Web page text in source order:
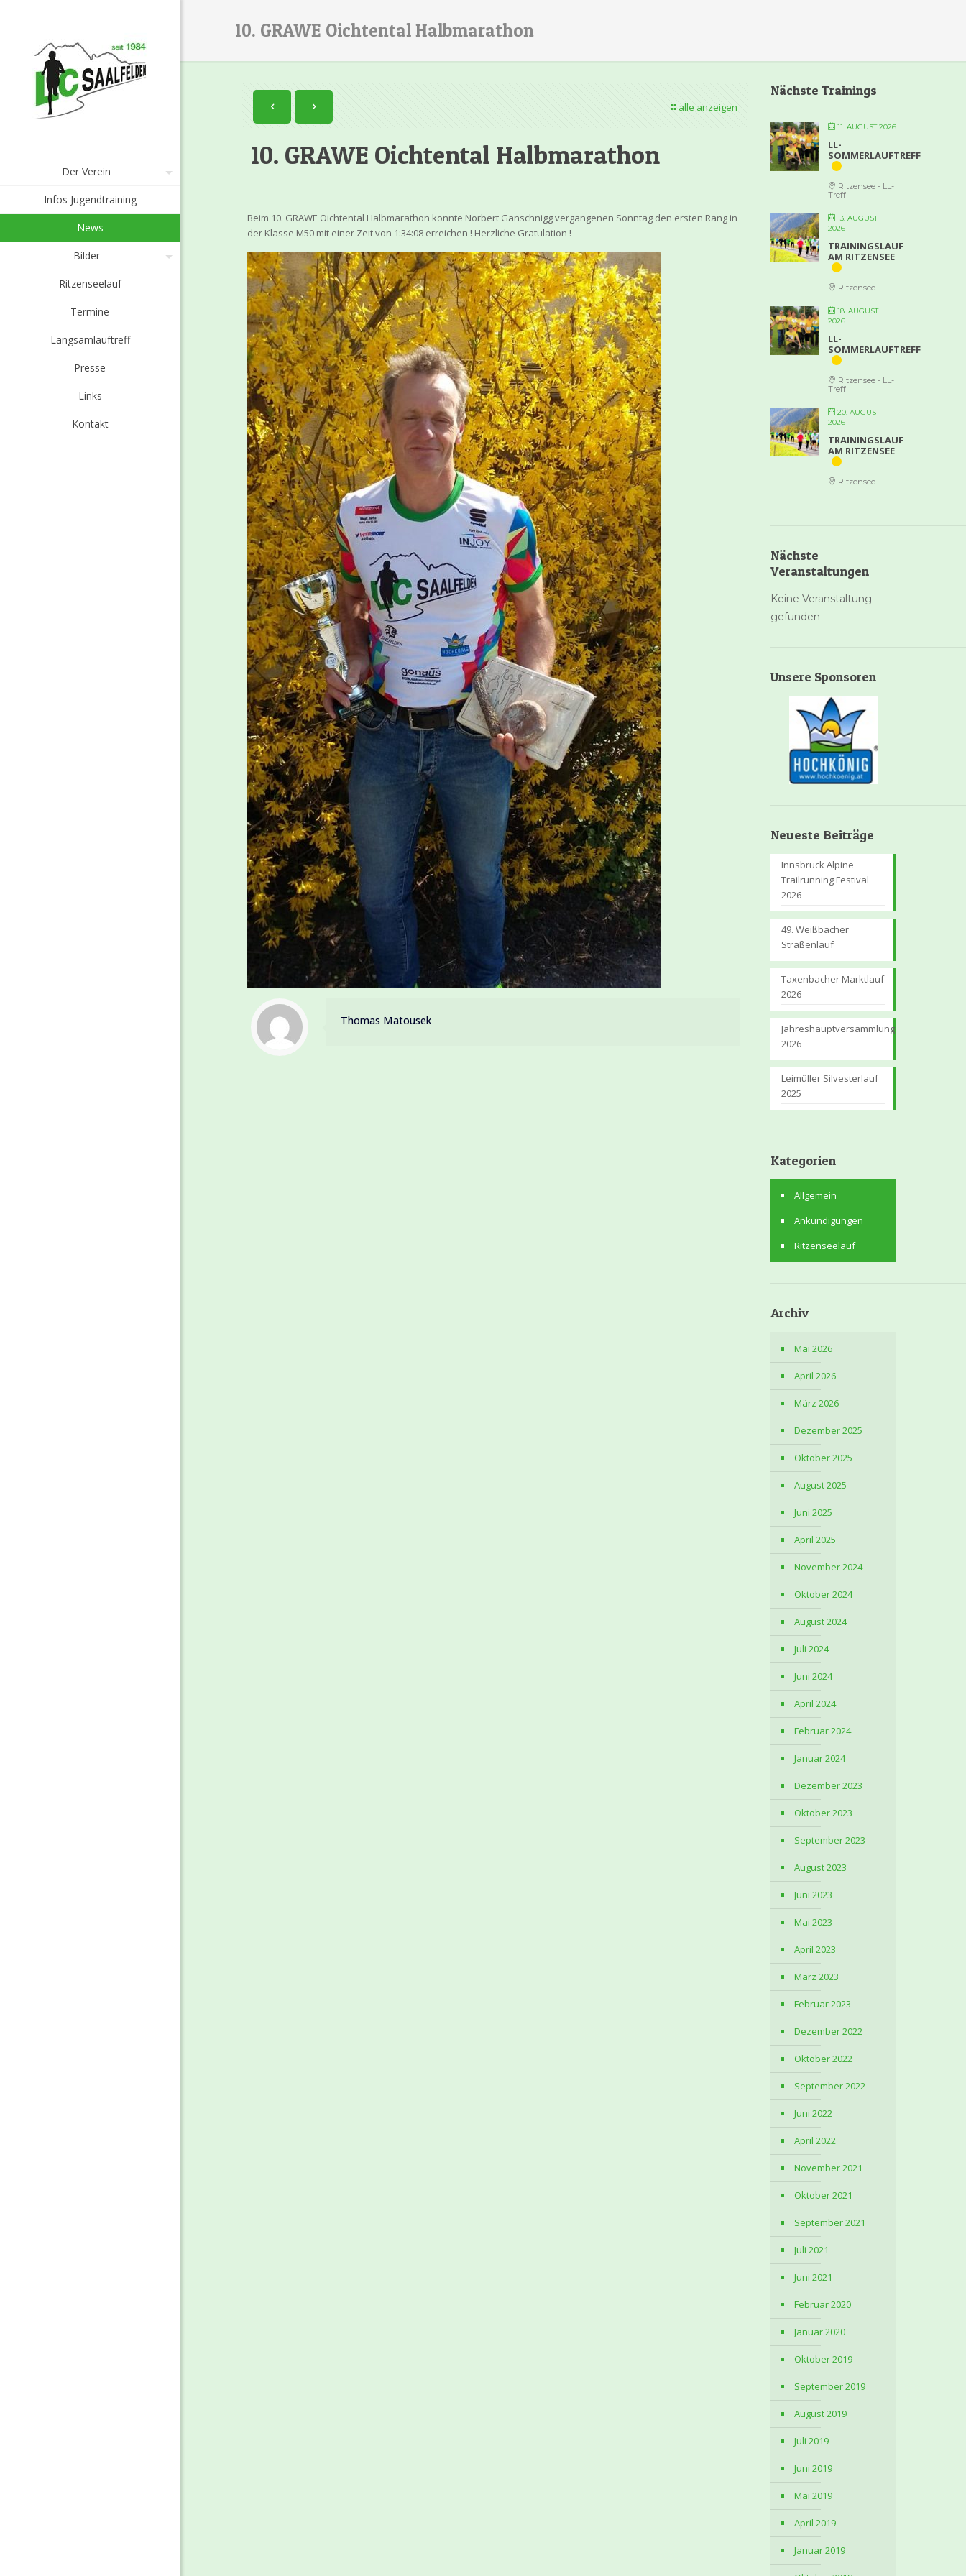
Der Verein
Infos Jugendtraining
News
Bilder
Ritzenseelauf
Termine
Langsamlauftreff
Presse
Links
Kontakt
10. GRAWE Oichtental Halbmarathon
alle anzeigen
10. GRAWE Oichtental Halbmarathon
Beim 10. GRAWE Oichtental Halbmarathon konnte Norbert Ganschnigg vergangenen Sonntag den ersten Rang in
der Klasse M50 mit einer Zeit von 1:34:08 erreichen ! Herzliche Gratulation !
Thomas Matousek
Nächste Trainings
11. AUGUST 2026
LL-
SOMMERLAUFTREFF
Ritzensee - LL-
Treff
13. AUGUST
2026
TRAININGSLAUF
AM RITZENSEE
Ritzensee
18. AUGUST
2026
LL-
SOMMERLAUFTREFF
Ritzensee - LL-
Treff
20. AUGUST
2026
TRAININGSLAUF
AM RITZENSEE
Ritzensee
Nächste
Veranstaltungen
Keine Veranstaltung
gefunden
Unsere Sponsoren
Neueste Beiträge
Innsbruck Alpine
Trailrunning Festival
2026
49. Weißbacher
Straßenlauf
Taxenbacher Marktlauf
2026
Jahreshauptversammlung
2026
Leimüller Silvesterlauf
2025
Kategorien
Allgemein
Ankündigungen
Ritzenseelauf
Archiv
Mai 2026
April 2026
März 2026
Dezember 2025
Oktober 2025
August 2025
Juni 2025
April 2025
November 2024
Oktober 2024
August 2024
Juli 2024
Juni 2024
April 2024
Februar 2024
Januar 2024
Dezember 2023
Oktober 2023
September 2023
August 2023
Juni 2023
Mai 2023
April 2023
März 2023
Februar 2023
Dezember 2022
Oktober 2022
September 2022
Juni 2022
April 2022
November 2021
Oktober 2021
September 2021
Juli 2021
Juni 2021
Februar 2020
Januar 2020
Oktober 2019
September 2019
August 2019
Juli 2019
Juni 2019
Mai 2019
April 2019
Januar 2019